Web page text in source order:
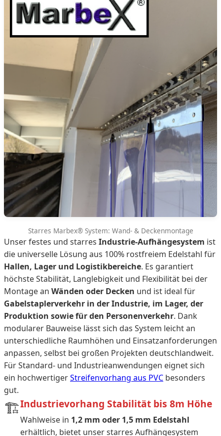
Starres Marbex® System: Wand- & Deckenmontage
Unser festes und starres Industrie-Aufhängesystem ist
die universelle Lösung aus 100% rostfreiem Edelstahl für
Hallen, Lager und Logistikbereiche. Es garantiert
höchste Stabilität, Langlebigkeit und Flexibilität bei der
Montage an Wänden oder Decken und ist ideal für
Gabelstaplerverkehr in der Industrie, im Lager, der
Produktion sowie für den Personenverkehr. Dank
modularer Bauweise lässt sich das System leicht an
unterschiedliche Raumhöhen und Einsatzanforderungen
anpassen, selbst bei großen Projekten deutschlandweit.
Für Standard- und Industrieanwendungen eignet sich
ein hochwertigerStreifenvorhang aus PVC besonders
gut.
🏗️Industrievorhang Stabilität bis 8m Höhe
Wahlweise in 1,2 mm oder 1,5 mm Edelstahl
erhältlich, bietet unser starres Aufhängesystem